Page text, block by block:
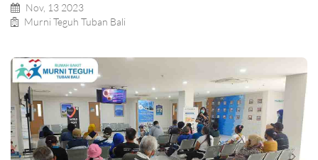
Nov, 13 2023
Murni Teguh Tuban Bali